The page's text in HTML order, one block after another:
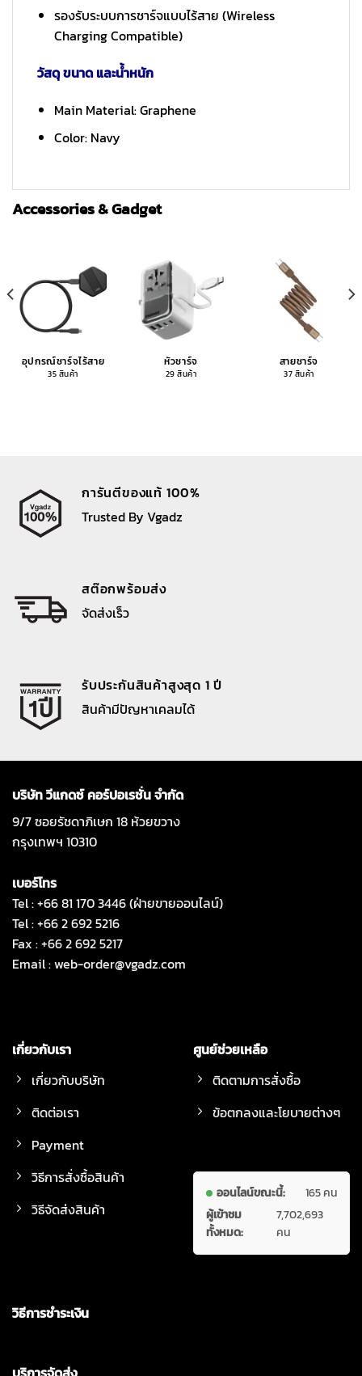
รองรับระบบการชาร์จแบบไร้สาย (Wireless
Charging Compatible)
วัสดุ ขนาด และน้ำหนัก
Main Material: Graphene
Color: Navy
Accessories & Gadget
อุปกรณ์ชาร์จไร้สาย
35 สินค้า
หัวชาร์จ
29 สินค้า
สายชาร์จ
37 สินค้า
การันตีของแท้ 100%
Trusted By Vgadz
สต๊อกพร้อมส่ง
จัดส่งเร็ว
รับประกันสินค้าสูงสุด 1 ปี
สินค้ามีปัญหาเคลมได้
บริษัท วีแกดซ์ คอร์ปอเรชั่น จำกัด
9/7 ซอยรัชดาภิเษก 18 ห้วยขวาง
กรุงเทพฯ 10310
เบอร์โทร
Tel : +66 81 170 3446 (ฝ่ายขายออนไลน์)
Tel : +66 2 692 5216
Fax : +66 2 692 5217
Email :web-order@vgadz.com
เกี่ยวกับเรา
เกี่ยวกับบริษัท
ติดต่อเรา
Payment
วิธีการสั่งซื้อสินค้า
วิธีจัดส่งสินค้า
ศูนย์ช่วยเหลือ
ติดตามการสั่งซื้อ
ข้อตกลงและโยบายต่างๆ
ออนไลน์ขณะนี้:
165 คน
ผู้เข้าชม
ทั้งหมด:
7,702,693
คน
วิธีการชำระเงิน